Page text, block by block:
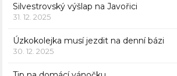
Silvestrovský výšlap na Javořici
31. 12. 2025
Úzkokolejka musí jezdit na denní bázi
30. 12. 2025